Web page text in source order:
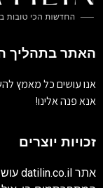
האתר בתהליך
אנו עושים כל מאמץ
אנא פנה אלינו!
זכויות יוצרים
אתר datilin.co.il